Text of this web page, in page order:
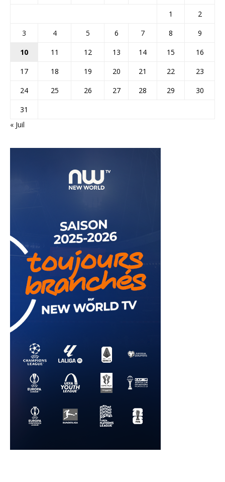
1
2
3
4 5 6 7 8
9
10
11 12 13 14 15
16
17
18 19 20 21 22
23
24
25 26 27 28 29
30
31
« Juil